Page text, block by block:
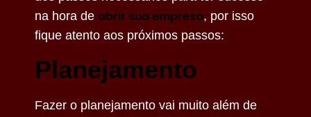
na hora de abrir sua empresa, por isso
fique atento aos próximos passos:
Planejamento
Fazer o planejamento vai muito além de